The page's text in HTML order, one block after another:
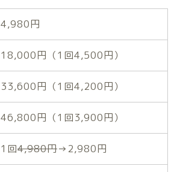
4,980円
18,000円（1回4,500円）
33,600円（1回4,200円）
46,800円（1回3,900円）
1回4,980円→2,980円